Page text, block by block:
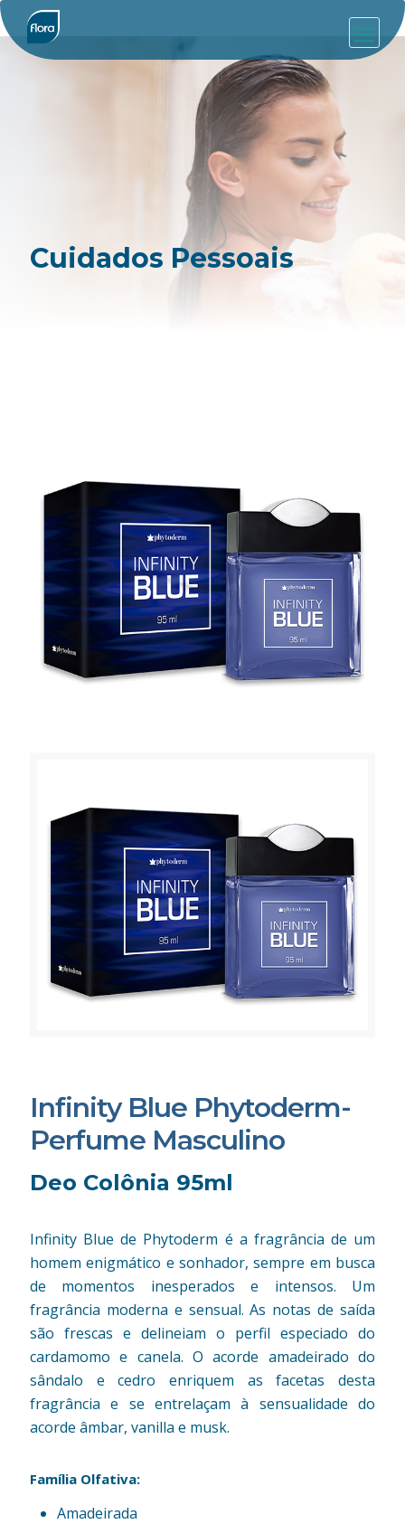
Cuidados Pessoais
Infinity Blue Phytoderm-
Perfume Masculino
Deo Colônia 95ml
Infinity Blue de Phytoderm é a fragrância de um
homem enigmático e sonhador, sempre em busca
de momentos inesperados e intensos. Um
fragrância moderna e sensual. As notas de saída
são frescas e delineiam o perfil especiado do
cardamomo e canela. O acorde amadeirado do
sândalo e cedro enriquem as facetas desta
fragrância e se entrelaçam à sensualidade do
acorde âmbar, vanilla e musk.
Família Olfativa:
Amadeirada